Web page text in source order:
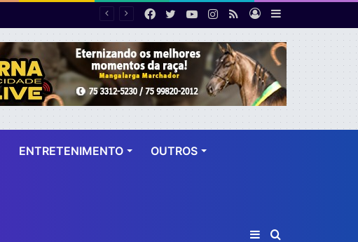
Barra
Lateral
Entrar
RSS
Instagram
YouTube
Twitter
Facebook
ENTRETENIMENTO OUTROS
Barra